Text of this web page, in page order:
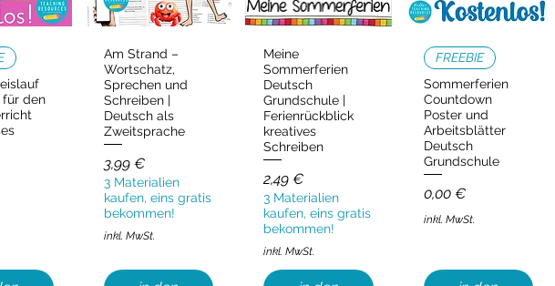
für den
Schnellansicht
Am Strand –
Wortschatz,
Sprechen und
Schreiben |
Deutsch als
Zweitsprache
Preis
3,99 €
3 Materialien
kaufen, eins gratis
bekommen!
inkl. MwSt.
Schnellansicht
Meine
Sommerferien
Deutsch
Grundschule |
Ferienrückblick
kreatives
Schreiben
Preis
2,49 €
3 Materialien
kaufen, eins gratis
bekommen!
inkl. MwSt.
Schnellansicht
FREEBIE
Sommerferien
Countdown
Poster und
Arbeitsblätter
Deutsch
Grundschule
Preis
0,00 €
inkl. MwSt.